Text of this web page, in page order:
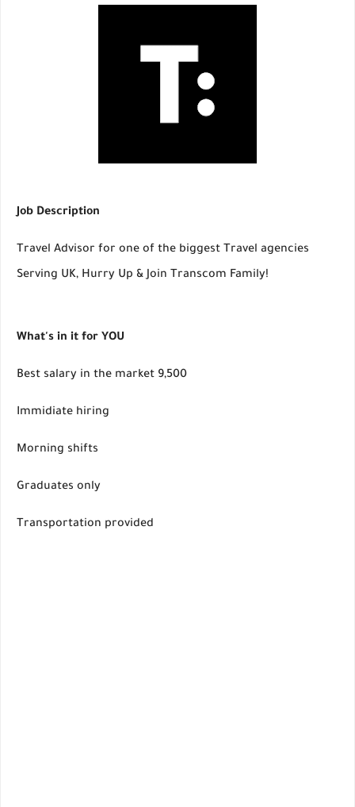
Job Description
Travel Advisor for one of the biggest Travel agencies
Serving UK, Hurry Up & Join Transcom Family!
What's in it for YOU
Best salary in the market 9,500
Immidiate hiring
Morning shifts
Graduates only
Transportation provided